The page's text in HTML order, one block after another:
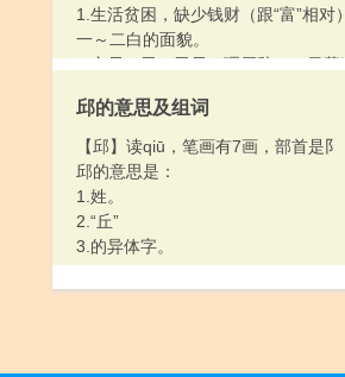
1.生活贫困，缺少钱财（跟“富”相对
一～二白的面貌。
2.穷尽：无～无尽。理屈辞～。日暮
4.彻底（追究）：～究。～追猛打。
5.极为：～凶极恶。～奢极侈。
6.表示在财力、能力方面不够条件却
来不应该这样做却还要这样做：～讲
～开心。
邱的意思及组词
【邱】读qiū，笔画有7画，部首是阝
邱的意思是：
1.姓。
2.“丘”
3.的异体字。